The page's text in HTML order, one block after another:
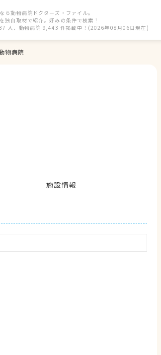
ら動物病院ドクターズ・ファイル。
独自取材で紹介。好みの条件で検索！
人、動物病院 9,443 件掲載中！(2026年08月06日現在)
物病院
施設情報